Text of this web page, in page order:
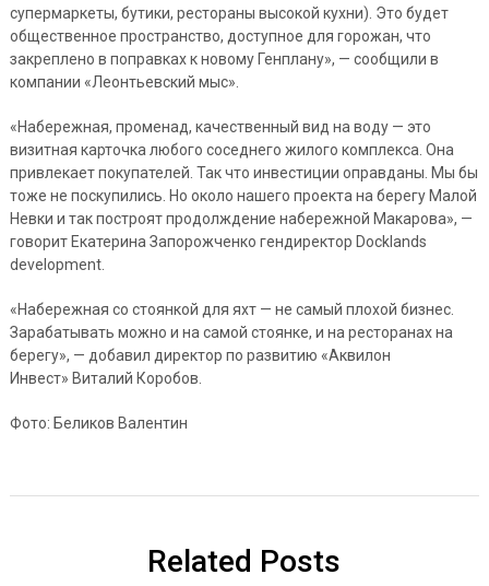
супермаркеты, бутики, рестораны высокой кухни). Это будет
общественное пространство, доступное для горожан, что
закреплено в поправках к новому Генплану», — сообщили в
компании «Леонтьевский мыс».
«Набережная, променад, качественный вид на воду — это
визитная карточка любого соседнего жилого комплекса. Она
привлекает покупателей. Так что инвестиции оправданы. Мы бы
тоже не поскупились. Но около нашего проекта на берегу Малой
Невки и так построят продолждение набережной Макарова», —
говорит Екатерина Запорожченко гендиректор Docklands
development.
«Набережная со стоянкой для яхт — не самый плохой бизнес.
Зарабатывать можно и на самой стоянке, и на ресторанах на
берегу», — добавил директор по развитию «Аквилон
Инвест» Виталий Коробов.
Фото: Беликов Валентин
Related Posts